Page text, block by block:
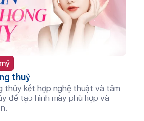
thuỷ
thủy kết hợp nghệ thuật và tâm
để tạo hình mày phù hợp và